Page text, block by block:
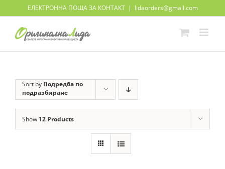
ЕЛЕКТРОННА ПОЩА ЗА КОНТАКТ | lidaorders@gmail.com
Sort by Подредба по
подразбиране
Show 12 Products